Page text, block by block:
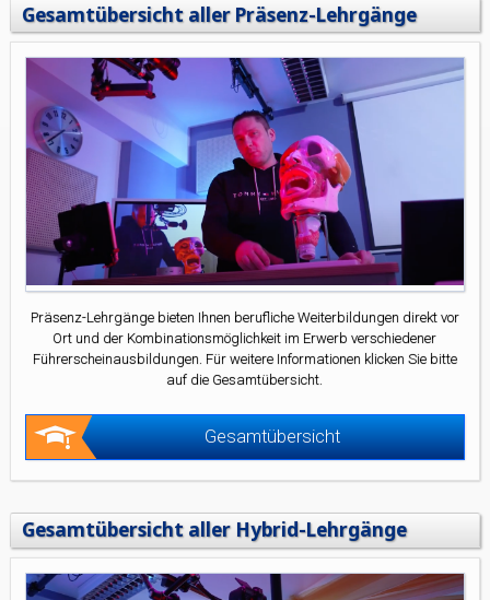
Gesamtübersicht aller Präsenz-Lehrgänge
Präsenz-Lehrgänge bieten Ihnen berufliche Weiterbildungen direkt vor
Ort und der Kombinationsmöglichkeit im Erwerb verschiedener
Führerscheinausbildungen. Für weitere Informationen klicken Sie bitte
auf die Gesamtübersicht.
Gesamtübersicht
Gesamtübersicht aller Hybrid-Lehrgänge